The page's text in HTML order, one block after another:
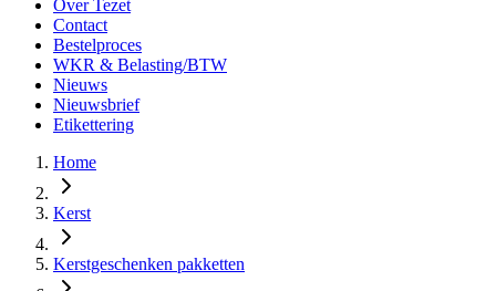
Over Tezet
Contact
Bestelproces
WKR & Belasting/BTW
Nieuws
Nieuwsbrief
Etikettering
Home
Kerst
Kerstgeschenken pakketten